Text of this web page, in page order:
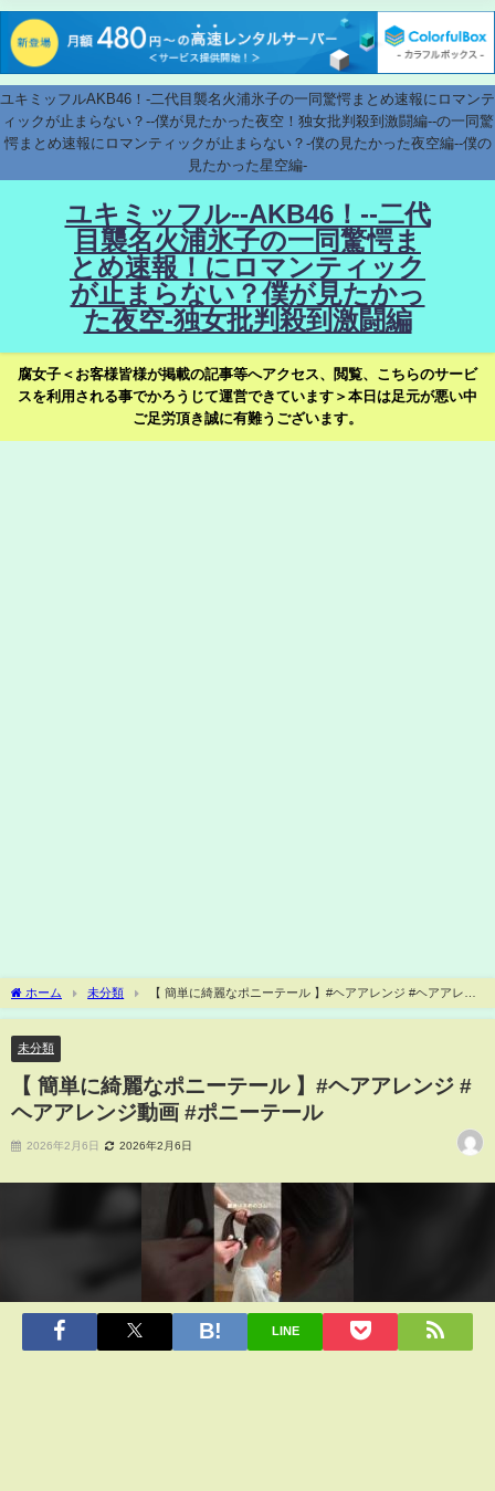
ユキミッフルAKB46！-二代目襲名火浦氷子の一同驚愕まとめ速報にロマンテ
ィックが止まらない？--僕が見たかった夜空！独女批判殺到激闘編--の一同驚
愕まとめ速報にロマンティックが止まらない？-僕の見たかった夜空編--僕の
見たかった星空編-
ユキミッフル--AKB46！--二代
目襲名火浦氷子の一同驚愕ま
とめ速報！にロマンティック
が止まらない？僕が見たかっ
た夜空-独女批判殺到激闘編
腐女子＜お客様皆様が掲載の記事等へアクセス、閲覧、こちらのサービ
スを利用される事でかろうじて運営できています＞本日は足元が悪い中
ご足労頂き誠に有難うございます。
ホーム 未分類
【 簡単に綺麗なポニーテール 】#ヘアアレンジ #ヘアアレン
ジ動画 #ポニーテール
未分類
【 簡単に綺麗なポニーテール 】#ヘアアレンジ #
ヘアアレンジ動画 #ポニーテール
2026年2月6日 2026年2月6日
LINE